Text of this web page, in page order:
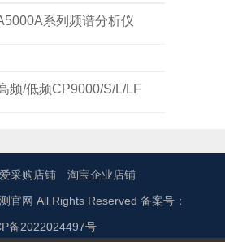
系列频谱分析仪
频/低频CP9000/S/L/LF
爱采购店铺
淘宝企业店铺
官网 All Rights Reserved 备案号：
备2022024497号